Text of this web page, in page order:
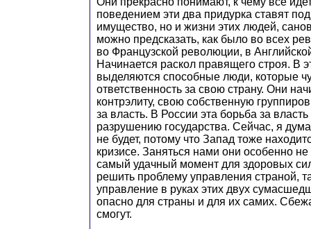
поведением эти два придурка ставят под
имущество, но и жизни этих людей,
можно предсказать, как было во всех
во Французской революции, в
Начинается раскол правящего строя. В
выделяются способные люди, которые
ответственность за свою страну. Они
контрэлиту, свою собственную
за власть. В России эта борьба за
разрушению государства. Сейчас, я
не будет, потому что Запад тоже
кризисе. Заняться нами они особенно не
самый удачный момент для здоровых
решить проблему управления страной,
управление в руках этих двух
опасно для страны и для их самих.
смогут.